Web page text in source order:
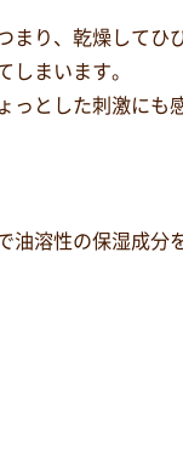
り、乾燥してひ
しまいます。
とした刺激にも
溶性の保湿成分